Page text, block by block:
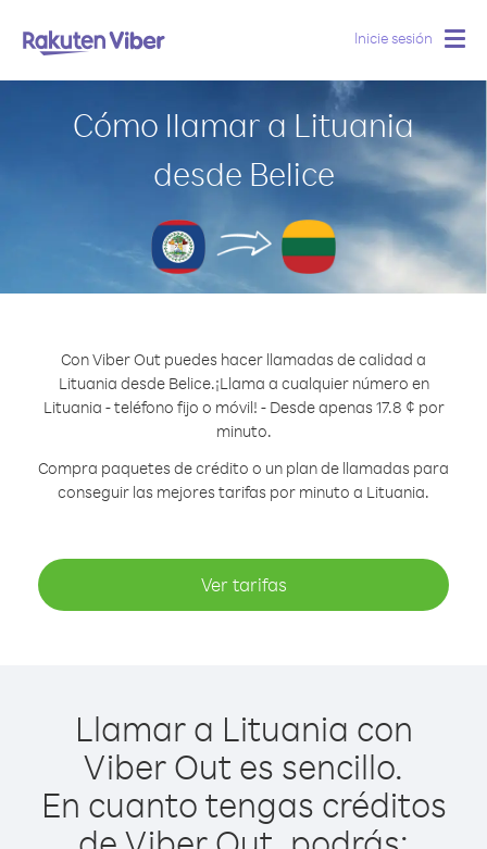
Inicie sesión
Cómo llamar a Lituania
desde Belice
Con Viber Out puedes hacer llamadas de calidad a
Lituania desde Belice.¡Llama a cualquier número en
Lituania - teléfono fijo o móvil! - Desde apenas 17.8 ¢ por
minuto.
Compra paquetes de crédito o un plan de llamadas para
conseguir las mejores tarifas por minuto a Lituania.
Ver tarifas
Llamar a Lituania con
Viber Out es sencillo.
En cuanto tengas créditos